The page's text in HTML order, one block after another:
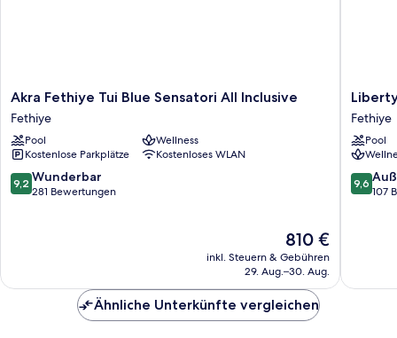
Akra
Fethiye
Tui
Blue
Sensatori
All
Inclusive
Akra Fethiye Tui Blue Sensatori All Inclusive
Fethiye
Pool
Wellness
Kostenlose Parkplätze
Kostenloses WLAN
9.2
von
9,2 Wunderbar
281 Bewertungen
Der
Preis
beträgt
810 €
inkl. Steuern & Gebühren
29. Aug.–30. Aug.
Liberty
Signa
-
All
inclusive
Fethiye
Fethiye
Pool
9.6
von
9,6
107
Ähnliche Unterkünfte vergleichen